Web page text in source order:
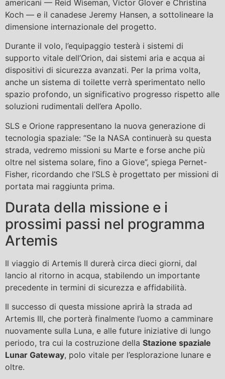
americani — Reid Wiseman, Victor Glover e Christina
Koch — e il canadese Jeremy Hansen, a sottolineare la
dimensione internazionale del progetto.
Durante il volo, l’equipaggio testerà i sistemi di
supporto vitale dell’Orion, dai sistemi aria e acqua ai
dispositivi di sicurezza avanzati. Per la prima volta,
anche un sistema di toilette verrà sperimentato nello
spazio profondo, un significativo progresso rispetto alle
soluzioni rudimentali dell’era Apollo.
SLS e Orione rappresentano la nuova generazione di
tecnologia spaziale: “Se la NASA continuerà su questa
strada, vedremo missioni su Marte e forse anche più
oltre nel sistema solare, fino a Giove”, spiega Pernet-
Fisher, ricordando che l’SLS è progettato per missioni di
portata mai raggiunta prima.
Durata della missione e i
prossimi passi nel programma
Artemis
Il viaggio di Artemis II durerà circa dieci giorni, dal
lancio al ritorno in acqua, stabilendo un importante
precedente in termini di sicurezza e affidabilità.
Il successo di questa missione aprirà la strada ad
Artemis III, che porterà finalmente l’uomo a camminare
nuovamente sulla Luna, e alle future iniziative di lungo
periodo, tra cui la costruzione della Stazione spaziale
Lunar Gateway, polo vitale per l’esplorazione lunare e
oltre.